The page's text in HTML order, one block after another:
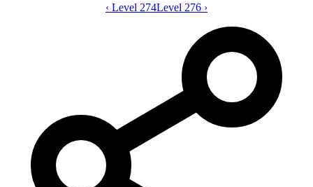
Magic Sort level 275 video guide
‹ Level 274Level 276 ›